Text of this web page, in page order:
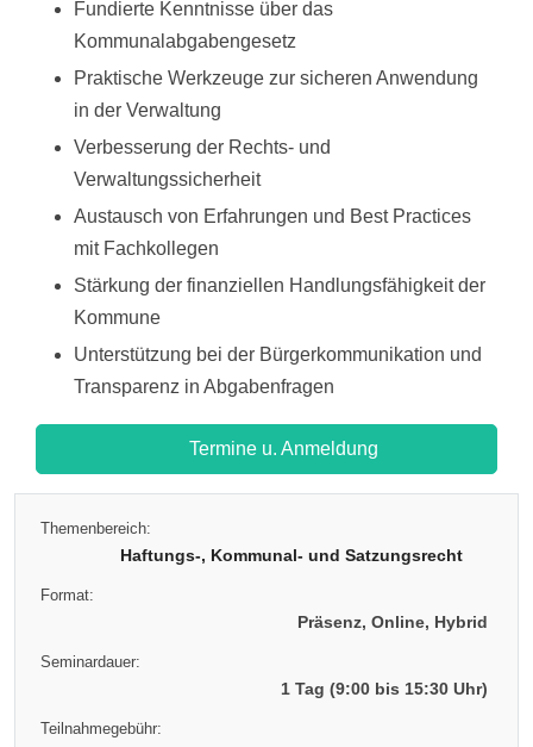
Fundierte Kenntnisse über das
Kommunalabgabengesetz
Praktische Werkzeuge zur sicheren Anwendung
in der Verwaltung
Verbesserung der Rechts- und
Verwaltungssicherheit
Austausch von Erfahrungen und Best Practices
mit Fachkollegen
Stärkung der finanziellen Handlungsfähigkeit der
Kommune
Unterstützung bei der Bürgerkommunikation und
Transparenz in Abgabenfragen
Termine u. Anmeldung
Themenbereich:
Haftungs-, Kommunal- und Satzungsrecht
Format:
Präsenz, Online, Hybrid
Seminardauer:
1 Tag (9:00 bis 15:30 Uhr)
Teilnahmegebühr: